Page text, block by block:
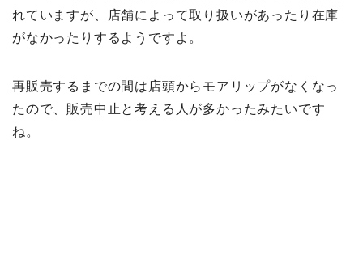
れていますが、店舗によって取り扱いがあったり在庫
がなかったりするようですよ。
再販売するまでの間は店頭からモアリップがなくなっ
たので、販売中止と考える人が多かったみたいです
ね。